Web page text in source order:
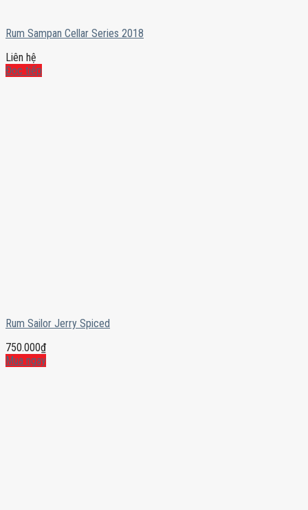
Rum Sampan Cellar Series 2018
Liên hệ
Đọc tiếp
Rum Sailor Jerry Spiced
750.000₫
Mua ngay